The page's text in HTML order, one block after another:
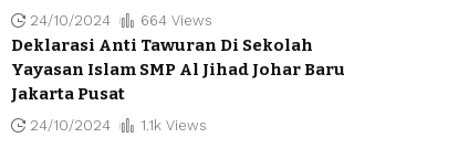
24/10/2024 664 Views
Deklarasi Anti Tawuran Di Sekolah
Yayasan Islam SMP Al Jihad Johar Baru
Jakarta Pusat
24/10/2024 1.1k Views